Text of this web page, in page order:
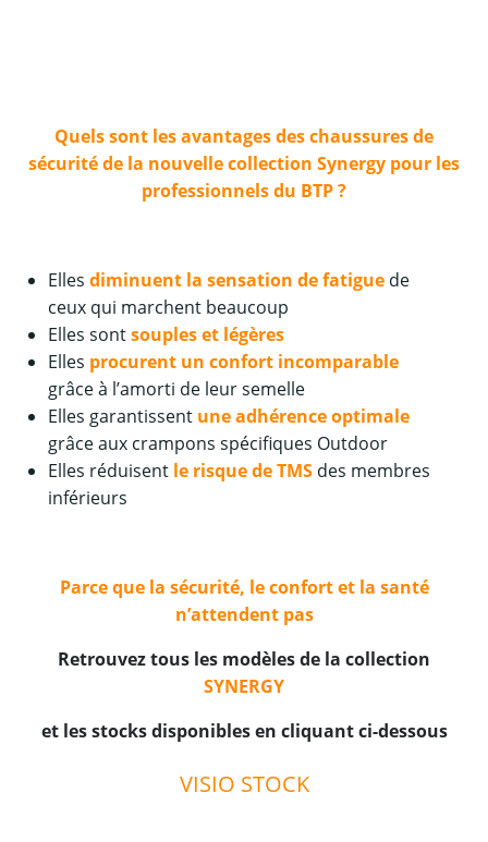
Quels sont les avantages des chaussures de
sécurité de la nouvelle collection Synergy pour les
professionnels du BTP ?
Elles diminuent la sensation de fatigue de
ceux qui marchent beaucoup
Elles sontsouples et légères
Elles procurent un confort incomparable
grâce à l’amorti de leur semelle
Elles garantissent une adhérence optimale
grâce aux crampons spécifiques Outdoor
Elles réduisent le risque de TMS des membres
inférieurs
Parce que la sécurité, le confort et la santé
n’attendent pas
Retrouvez tous les modèles de la collection
SYNERGY
et les stocks disponibles en cliquant ci-dessous
VISIO STOCK